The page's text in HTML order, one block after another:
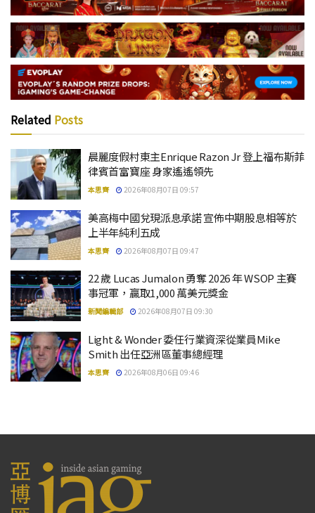
Related Posts
晨麗度假村東主Enrique Razon Jr 登上福布斯菲
律賓首富寶座 身家遙遙領先
本思齊 2026年08月07日 09:57
美高梅中國兌現派息承諾 宣佈中期股息相等於
上半年純利五成
本思齊 2026年08月07日 09:47
22 歲 Lucas Jumalon 勇奪 2026 年 WSOP 主賽
事冠軍，贏取1,000 萬美元獎金
新聞編輯部 2026年08月07日 09:30
Light & Wonder 委任行業資深從業員Mike
Smith 出任亞洲區董事總經理
本思齊 2026年08月06日 09:46